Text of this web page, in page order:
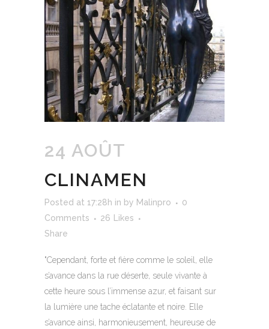
24 AOÛT
CLINAMEN
Posted at 17:28h in by Malinpro
0
Comments
26
Likes
Share
"Cependant, forte et fière comme le soleil, elle
s’avance dans la rue déserte, seule vivante à
cette heure sous l’immense azur, et faisant sur
la lumière une tache éclatante et noire. Elle
s’avance ainsi, harmonieusement, heureuse de